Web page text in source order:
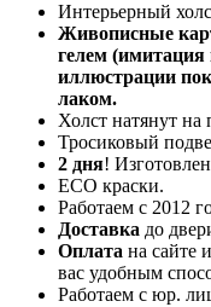
Интерьерный
Живописные
гелем
иллюстрации
лаком.
Холст натянут на
Тросиковый
2 дня!
ECO краски.
Работаем с 2012
Доставка до
Оплата на сайте
вас удобным
Работаем с юр.